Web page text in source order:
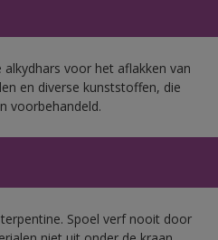
voor het aflakken van
en diverse kunststoffen, die
voorbehandeld.
Spoel verf nooit door